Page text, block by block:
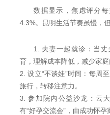
数据显示，焦虑评分
4.3%。昆明生活节奏虽慢，
1. 夫妻一起就诊：当
育，理解成本降低，减少家庭
2. 设立“不谈娃”时间：每周
旅行，转移注意力。
3. 参加院内公益沙龙：云
有“好孕交流会”，由成功怀孕